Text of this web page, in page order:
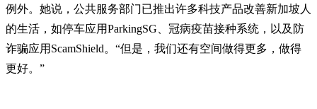
例外。她说，公共服务部门已推出许多科技产品改善新加坡人
的生活，如停车应用ParkingSG、冠病疫苗接种系统，以及防
诈骗应用ScamShield。“但是，我们还有空间做得更多，做得
更好。”